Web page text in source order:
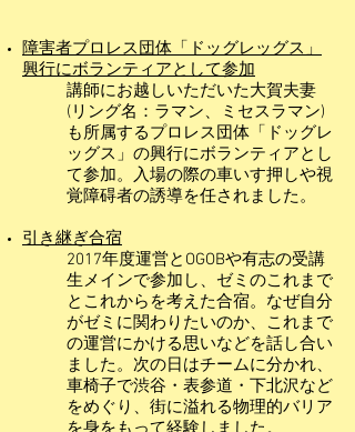
障害者プロレス団体「ドッグレッグス」
興行にボランティアとして参加
講師にお越しいただいた大賀夫妻
(リング名：ラマン、ミセスラマン)
も所属するプロレス団体「ドッグレ
ッグス」の興行にボランティアとし
て参加。入場の際の車いす押しや視
覚障碍者の誘導を任されました。
引き継ぎ合宿
2017年度運営とOGOBや有志の受講
生メインで参加し、ゼミのこれまで
とこれからを考えた合宿。なぜ自分
がゼミに関わりたいのか、これまで
の運営にかける思いなどを話し合い
ました。次の日はチームに分かれ、
車椅子で渋谷・表参道・下北沢など
をめぐり、街に溢れる物理的バリア